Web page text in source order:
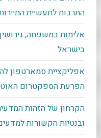
התרבות לתעשיית
אלימות במשפחה,
בישראל
אפליקציית סמארטפון
הפרעת הספקטרום
הקרחון של הזהות
ובנטיות הקשורות